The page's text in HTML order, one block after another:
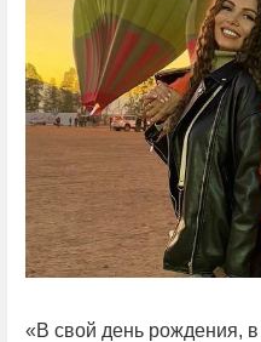
«В свой день рождения,